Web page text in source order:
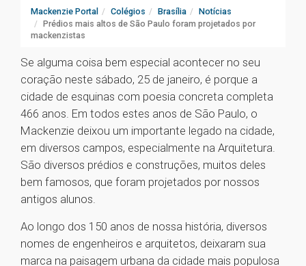
Mackenzie Portal Colégios Brasília
Notícias
Prédios mais altos de São Paulo foram projetados por
mackenzistas
Se alguma coisa bem especial acontecer no seu
coração neste sábado, 25 de janeiro, é porque a
cidade de esquinas com poesia concreta completa
466 anos. Em todos estes anos de São Paulo, o
Mackenzie deixou um importante legado na cidade,
em diversos campos, especialmente na Arquitetura.
São diversos prédios e construções, muitos deles
bem famosos, que foram projetados por nossos
antigos alunos.
Ao longo dos 150 anos de nossa história, diversos
nomes de engenheiros e arquitetos, deixaram sua
marca na paisagem urbana da cidade mais populosa